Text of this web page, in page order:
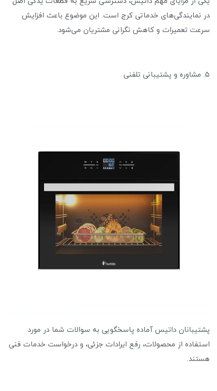
در نمایندگی‌های خدماتی کرج است. این موضوع باعث افزایش
سرعت تعمیرات و کاهش نگرانی مشتریان می‌شود.
۵. مشاوره و پشتیبانی تلفنی
پشتیبانان داتیس آماده پاسخگویی به سوالات شما در مورد
استفاده از محصولات، رفع ایرادات جزئی، و درخواست خدمات فنی
هستند.